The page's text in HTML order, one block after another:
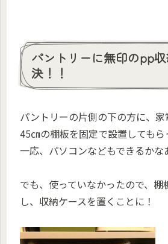
パントリーに無印のpp
決！！
パントリーの片側の下の方に、家
45㎝の棚板を固定で設置してもら
一応、パソコンなどもできるかな
でも、使っていなかったので、棚
し、収納ケースを置くことに！